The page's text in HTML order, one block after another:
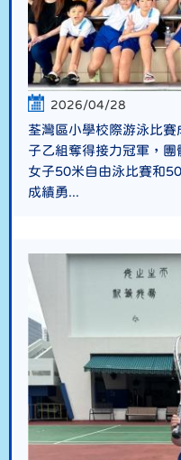
2026/04/28
荃灣區小學校際游泳比
子乙組奪得接力冠軍，
女子50米自由泳比賽和
成績勇...